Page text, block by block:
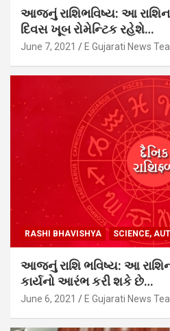
આજનું રાશિભવિષ્ય: આ
દિવસ ખૂબ રોમેન્ટિક રહેશે…
June 7, 2021 E Gujarati News
RASHI BHAVISHYA SCIENCE,
આજનું રાશિ ભવિષ્ય: આ
કાર્યનો આરંભ કરી શકે છે…
June 6, 2021 E Gujarati News